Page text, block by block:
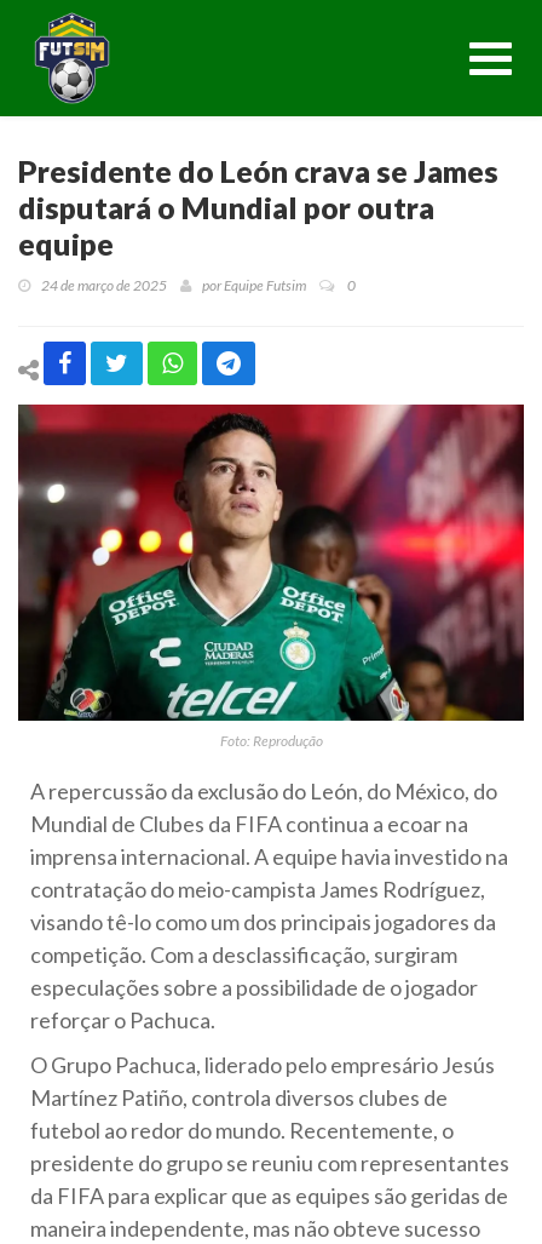
Presidente do León crava se James
disputará o Mundial por outra
equipe
24 de março de 2025 por Equipe Futsim 0
Foto: Reprodução
A repercussão da exclusão do León, do México, do
Mundial de Clubes da FIFA continua a ecoar na
imprensa internacional. A equipe havia investido na
contratação do meio-campista James Rodríguez,
visando tê-lo como um dos principais jogadores da
competição. Com a desclassificação, surgiram
especulações sobre a possibilidade de o jogador
reforçar o Pachuca.
O Grupo Pachuca, liderado pelo empresário Jesús
Martínez Patiño, controla diversos clubes de
futebol ao redor do mundo. Recentemente, o
presidente do grupo se reuniu com representantes
da FIFA para explicar que as equipes são geridas de
maneira independente, mas não obteve sucesso